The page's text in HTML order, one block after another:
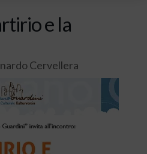
e la
Cervellera